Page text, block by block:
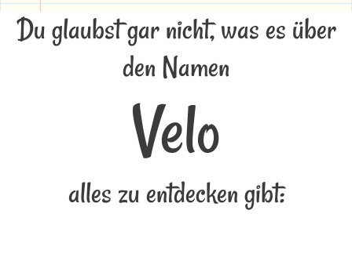
Du glaubst gar nicht, was es über
den Namen
Velo
alles zu entdecken gibt: